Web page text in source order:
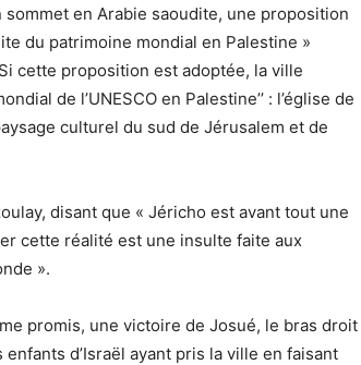
en Arabie saoudite, une proposition
du patrimoine mondial en Palestine »
cette proposition est adoptée, la ville
de l’UNESCO en Palestine’’ : l’église de
culturel du sud de Jérusalem et de
disant que « Jéricho est avant tout une
cette réalité est une insulte faite aux
».
promis, une victoire de Josué, le bras droit
d’Israël ayant pris la ville en faisant